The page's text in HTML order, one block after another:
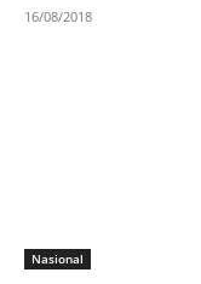
16/08/2018
Nasional